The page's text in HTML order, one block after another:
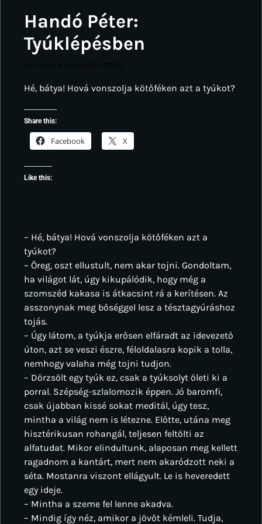
Handó Péter:
Tyúklépésben
Hé, bátya! Hová vonszolja kötőféken azt a tyúkot?
Share this:
Facebook X
Like this:
– Hé, bátya! Hová vonszolja kötőféken azt a
tyúkot?
– Öreg, oszt ellustult, nem akar tojni. Gondoltam,
ha világot lát, úgy kikupálódik, hogy még a
szomszéd kakasa is átkacsint rá a kerítésen. Az
asszonynak meg bőséggel lesz a tésztagyúráshoz
tojás.
– Úgy látom, a tyúkja erősen elfáradt az idevezető
úton, azt se veszi észre, féloldalasra kopik a tolla,
nemhogy valaha még tojni tudjon.
– Dörzsölt egy tyúk ez, csak a tyúksolyt öleti ki a
porral. Szépség-szlalomozik éppen. Jó baromfi,
csak újabban kissé sokat meditál, úgy tesz,
mintha a világ nem is létezne. Előtte, utána meg
hisztérikusan rohangál, teljesen feltölti az
alfatudat. Mikor elindultunk, alaposan meg kellett
ragadnom a kantárt, mert nem akaródzott neki a
séta. Mostanra viszont ellágyult. Le is heveredett
egy ideje.
– Mintha a szeme fel lenne akadva.
– Mindig így néz, amikor a jövőt kémleli. Tudja,